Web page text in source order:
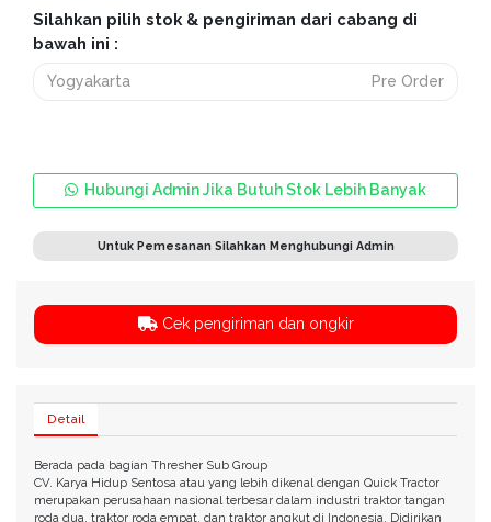
Silahkan pilih stok & pengiriman dari cabang di
bawah ini :
Yogyakarta Pre Order
Hubungi Admin Jika Butuh Stok Lebih Banyak
Untuk Pemesanan Silahkan Menghubungi Admin
Cek pengiriman dan ongkir
Detail
Berada pada bagian Thresher Sub Group
CV. Karya Hidup Sentosa atau yang lebih dikenal dengan Quick Tractor
merupakan perusahaan nasional terbesar dalam industri traktor tangan
roda dua, traktor roda empat, dan traktor angkut di Indonesia. Didirikan